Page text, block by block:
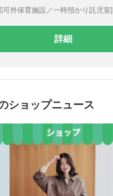
可外保育施設／一時預かり託児室]
詳細
ショップニュース